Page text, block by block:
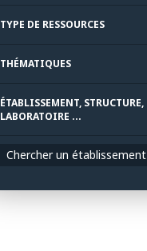
TYPE DE RESSOURCES
THÉMATIQUES
ÉTABLISSEMENT, STRUCTURE,
LABORATOIRE ...
Chercher un établissement